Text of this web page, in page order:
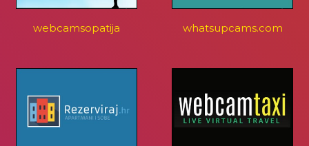
webcamsopatija whatsupcams.com